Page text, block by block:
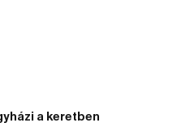
a keretben